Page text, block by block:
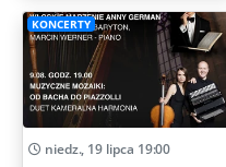
KONCERTY
niedz., 19 lipca 19:00